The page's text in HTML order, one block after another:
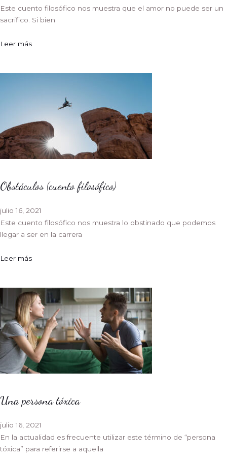
Este cuento filosófico nos muestra que el amor no puede ser un
sacrifico. Si bien
Leer más
Obstáculos (cuento filosófico)
julio 16, 2021
Este cuento filosófico nos muestra lo obstinado que podemos
llegar a ser en la carrera
Leer más
Una persona tóxica
julio 16, 2021
En la actualidad es frecuente utilizar este término de “persona
tóxica” para referirse a aquella